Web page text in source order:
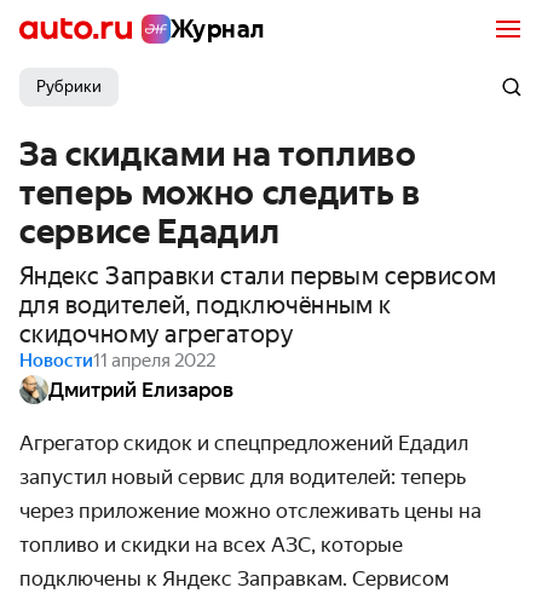
Журнал
Рубрики
За скидками на топливо
теперь можно следить в
сервисе Едадил
Яндекс Заправки стали первым сервисом
для водителей, подключённым к
скидочному агрегатору
Новости11 апреля 2022
Дмитрий Елизаров
Агрегатор скидок и спецпредложений Едадил
запустил новый сервис для водителей: теперь
через приложение можно отслеживать цены на
топливо и скидки на всех АЗС, которые
подключены к Яндекс Заправкам. Сервисом